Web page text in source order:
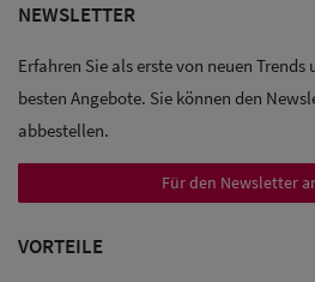
NEWSLETTER
Erfahren Sie als erste von neuen
besten Angebote. Sie können den
abbestellen.
Für den Newsletter
VORTEILE